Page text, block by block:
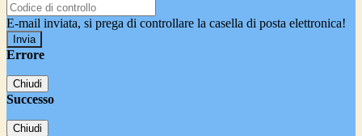
E-mail inviata, si prega di controllare la casella di posta elettronica!
Errore
Chiudi
Successo
Chiudi